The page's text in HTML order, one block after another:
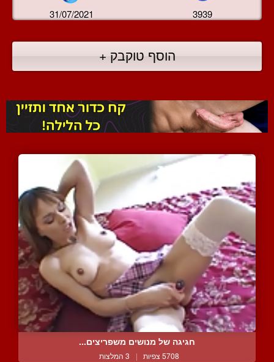
31/07/2021 3939
הוסף טוקבק +
חגיגה של מנושים משפריצים...
5708 צפיות | 3 המלצות